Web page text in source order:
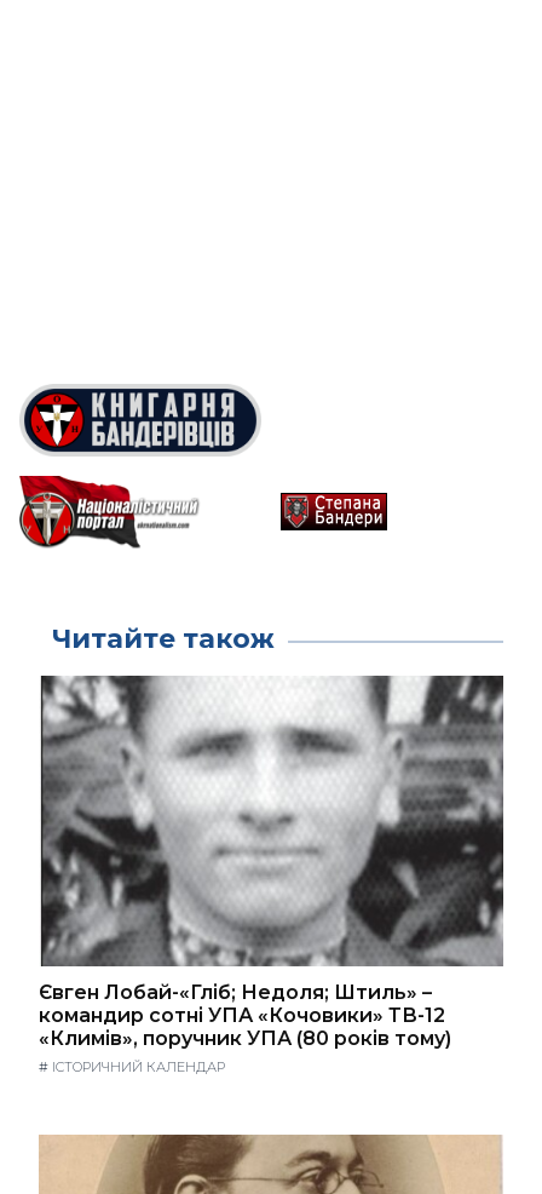
Читайте також
Євген Лобай-«Гліб; Недоля; Штиль» –
командир сотні УПА «Кочовики» ТВ-12
«Климів», поручник УПА (80 років тому)
# ІСТОРИЧНИЙ КАЛЕНДАР